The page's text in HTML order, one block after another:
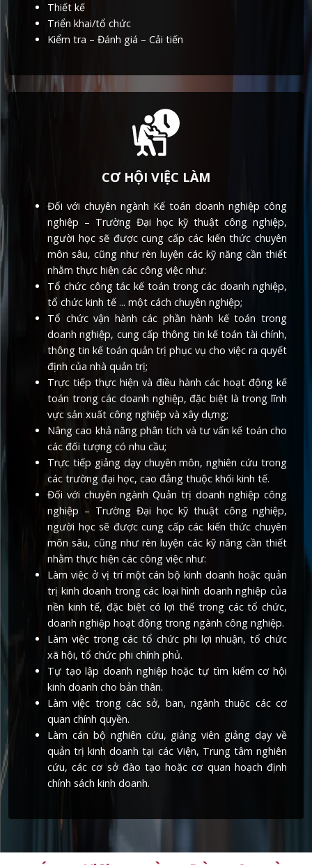
Thiết kế
Triển khai/tổ chức
Kiểm tra – Đánh giá – Cải tiến
CƠ HỘI VIỆC LÀM
Đối với chuyên ngành Kế toán doanh nghiệp công
nghiệp – Trường Đại học kỹ thuật công nghiệp,
người học sẽ được cung cấp các kiến thức chuyên
môn sâu, cũng như rèn luyện các kỹ năng cần thiết
nhằm thực hiện các công việc như:
Tổ chức công tác kế toán trong các doanh nghiệp,
tổ chức kinh tế ... một cách chuyên nghiệp;
Tổ chức vận hành các phần hành kế toán trong
doanh nghiệp, cung cấp thông tin kế toán tài chính,
thông tin kế toán quản trị phục vụ cho việc ra quyết
định của nhà quản trị;
Trực tiếp thực hiện và điều hành các hoạt động kế
toán trong các doanh nghiệp, đặc biệt là trong lĩnh
vực sản xuất công nghiệp và xây dựng;
Nâng cao khả năng phân tích và tư vấn kế toán cho
các đối tượng có nhu cầu;
Trực tiếp giảng dạy chuyên môn, nghiên cứu trong
các trường đại học, cao đẳng thuộc khối kinh tế.
Đối với chuyên ngành Quản trị doanh nghiệp công
nghiệp – Trường Đại học kỹ thuật công nghiệp,
người học sẽ được cung cấp các kiến thức chuyên
môn sâu, cũng như rèn luyện các kỹ năng cần thiết
nhằm thực hiện các công việc như:
Làm việc ở vị trí một cán bộ kinh doanh hoặc quản
trị kinh doanh trong các loại hình doanh nghiệp của
nền kinh tế, đặc biệt có lợi thế trong các tổ chức,
doanh nghiệp hoạt động trong ngành công nghiệp.
Làm việc trong các tổ chức phi lợi nhuận, tổ chức
xã hội, tổ chức phi chính phủ.
Tự tạo lập doanh nghiệp hoặc tự tìm kiếm cơ hội
kinh doanh cho bản thân.
Làm việc trong các sở, ban, ngành thuộc các cơ
quan chính quyền.
Làm cán bộ nghiên cứu, giảng viên giảng dạy về
quản trị kinh doanh tại các Viện, Trung tâm nghiên
cứu, các cơ sở đào tạo hoặc cơ quan hoạch định
chính sách kinh doanh.